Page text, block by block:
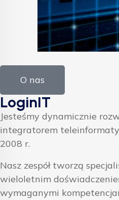
O nas
LoginIT
Jesteśmy dynamicznie
integratorem
2008 r.
Nasz zespół tworzą
wieloletnim
wymaganymi